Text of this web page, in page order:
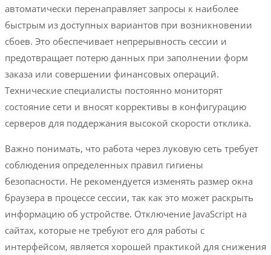
автоматически перенаправляет запросы к наиболее
быстрым из доступных вариантов при возникновении
сбоев. Это обеспечивает непрерывность сессии и
предотвращает потерю данных при заполнении форм
заказа или совершении финансовых операций.
Технические специалисты постоянно мониторят
состояние сети и вносят коррективы в конфигурацию
серверов для поддержания высокой скорости отклика.
Важно понимать, что работа через луковую сеть требует
соблюдения определенных правил гигиены
безопасности. Не рекомендуется изменять размер окна
браузера в процессе сессии, так как это может раскрыть
информацию об устройстве. Отключение JavaScript на
сайтах, которые не требуют его для работы с
интерфейсом, является хорошей практикой для снижения